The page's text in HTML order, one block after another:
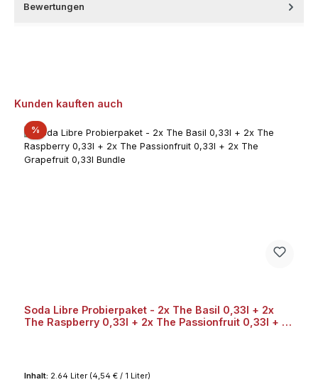
Bewertungen
Produktgalerie überspringen
Kunden kauften auch
%Rabatt
Soda Libre Probierpaket - 2x The Basil 0,33l + 2x
The Raspberry 0,33l + 2x The Passionfruit 0,33l + 2x
Inhalt: 2.64 Liter (4,54 € / 1 Liter)